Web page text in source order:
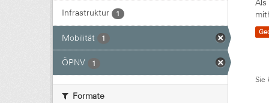
Infrastruktur 1
Mobilität 1
ÖPNV 1
Formate
Sie